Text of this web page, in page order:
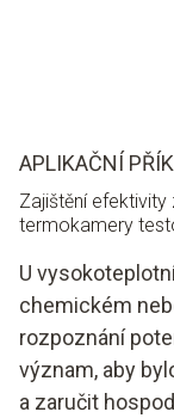
APLIKAČNÍ
Zajištění
termokamery
U
chemickém
rozpoznání
význam, aby
a zaručit